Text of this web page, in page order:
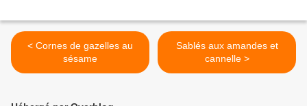
< Cornes de gazelles au
sésame
Sablés aux amandes et
cannelle >